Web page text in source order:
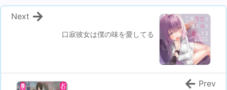
口寂彼女は僕の味を愛してる
Next
Prev